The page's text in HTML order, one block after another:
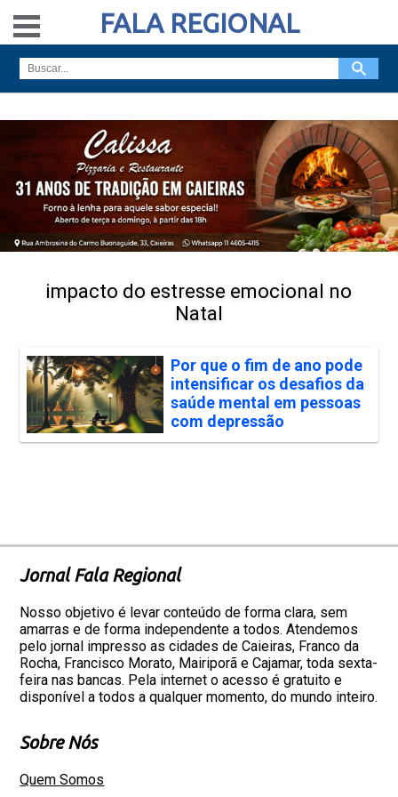
FALA REGIONAL
impacto do estresse emocional no
Natal
Por que o fim de ano pode
intensificar os desafios da
saúde mental em pessoas
com depressão
Jornal Fala Regional
Nosso objetivo é levar conteúdo de forma clara, sem
amarras e de forma independente a todos. Atendemos
pelo jornal impresso as cidades de Caieiras, Franco da
Rocha, Francisco Morato, Mairiporã e Cajamar, toda sexta-
feira nas bancas. Pela internet o acesso é gratuito e
disponível a todos a qualquer momento, do mundo inteiro.
Sobre Nós
Quem Somos